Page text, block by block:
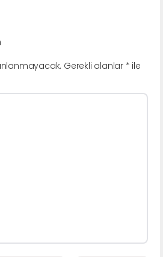
Gerekli alanlar * ile